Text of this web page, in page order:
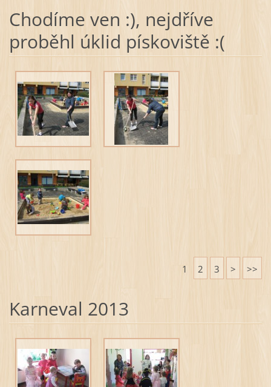
Chodíme ven :), nejdříve
proběhl úklid pískoviště :(
1 2 3 > >>
Karneval 2013